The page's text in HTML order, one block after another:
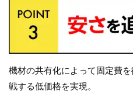
機材の共有化によって固定費
戦する低価格を実現。